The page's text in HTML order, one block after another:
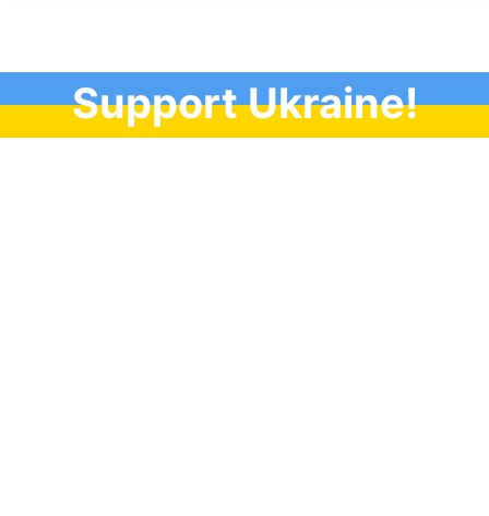
Support Ukraine!